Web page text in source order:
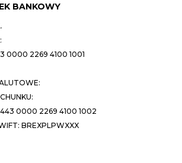
BANKOWY
0000 2269 4100 1001
0000 2269 4100 1002
BREXPLPWXXX